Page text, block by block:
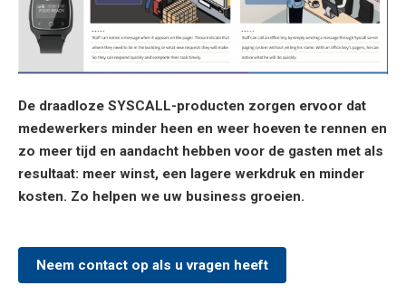
De draadloze SYSCALL-producten zorgen ervoor dat
medewerkers minder heen en weer hoeven te rennen en
zo meer tijd en aandacht hebben voor de gasten met als
resultaat: meer winst, een lagere werkdruk en minder
kosten. Zo helpen we uw business groeien.
Neem contact op als u vragen heeft